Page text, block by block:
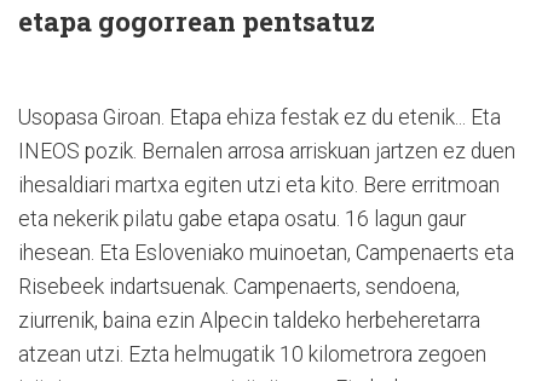
etapa gogorrean pentsatuz
Usopasa Giroan. Etapa ehiza festak ez du etenik... Eta
INEOS pozik. Bernalen arrosa arriskuan jartzen ez duen
ihesaldiari martxa egiten utzi eta kito. Bere erritmoan
eta nekerik pilatu gabe etapa osatu. 16 lagun gaur
ihesean. Eta Esloveniako muinoetan, Campenaerts eta
Risebeek indartsuenak. Campenaerts, sendoena,
ziurrenik, baina ezin Alpecin taldeko herbeheretarra
atzean utzi. Ezta helmugatik 10 kilometrora zegoen